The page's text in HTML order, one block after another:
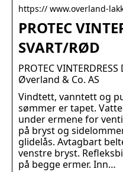
https:// www.overland-
PROTEC
SVART/RØD
PROTEC
Øverland & Co. AS
Vindtett, vanntett og
sømmer er tapet.
under ermene for
på bryst og
glidelås. Avtagbart
venstre bryst.
på begge ermer. Inn…